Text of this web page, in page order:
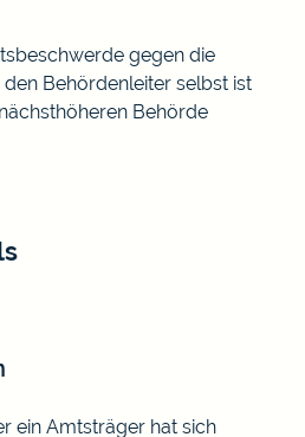
gegen die
Behördenleiter selbst ist
Behörde
ein Amtsträger hat sich